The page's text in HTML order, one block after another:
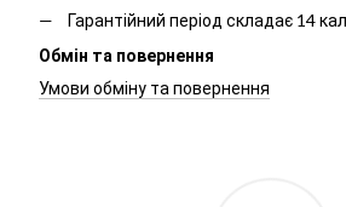
Гарантійний період складає 14
Обмін та повернення
Умови обміну та повернення